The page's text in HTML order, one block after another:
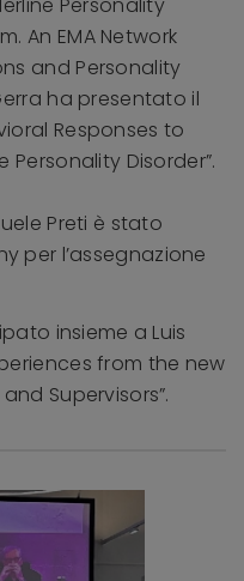
An EMA Network
and Personality
ha presentato il
Responses to
Disorder”.
Preti è stato
per l’assegnazione
insieme a Luis
from the new
Supervisors”.